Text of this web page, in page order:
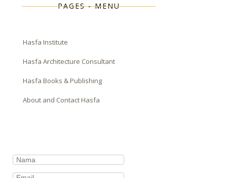
PAGES - MENU
Hasfa Institute
Hasfa Architecture Consultant
Hasfa Books & Publishing
About and Contact Hasfa